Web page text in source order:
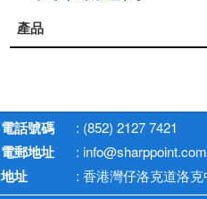
產品
電話號碼 : (852) 2127 7421
電郵地址 :
地址
: 香港灣仔洛克道洛